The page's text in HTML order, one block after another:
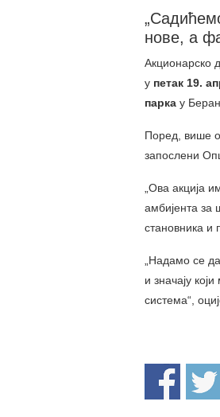
нове, а
Акционарско
у петак 19.
парка у
Поред, више
запослени
„Ова акција
амбијента за
становника и
„Надамо се
и значају
система“,